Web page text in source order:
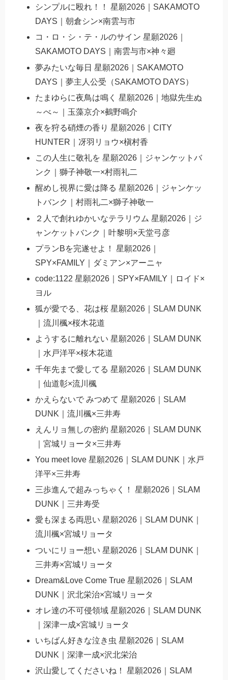
シンプルに殴れ！！ 星願2026｜SAKAMOTO
DAYS｜朝倉シン×南雲与市
コ・ロ・シ・テ・ルのサイン 星願2026｜
SAKAMOTO DAYS｜南雲与市×神々廻
夢みたいな毎日 星願2026｜SAKAMOTO
DAYS｜夢主人公受（SAKAMOTO DAYS）
たまゆらに夜鳥は鳴く 星願2026｜地獄先生ぬ
～べ～｜玉藻京介×鵺野鳴介
夜を狩る硝煙の香り 星願2026｜CITY
HUNTER｜冴羽リョウ×槇村香
この人生に敬礼を 星願2026｜ジャンケットバ
ンク｜獅子神敬一×村雨礼二
醒めし視界に愛は降る 星願2026｜ジャンケッ
トバンク｜村雨礼二×獅子神敬一
２人で創れゆかいなテラリウム 星願2026｜ジ
ャンケットバンク｜叶黎明×天堂弓彦
プランBを完遂せよ！ 星願2026｜
SPY×FAMILY｜ダミアン×アーニャ
code:1122 星願2026｜SPY×FAMILY｜ロイド×
ヨル
狐が愛でる、花は桜 星願2026｜SLAM DUNK
｜流川楓×桜木花道
ようするに離れない 星願2026｜SLAM DUNK
｜水戸洋平×桜木花道
千年先まで愛してる 星願2026｜SLAM DUNK
｜仙道彰×流川楓
かえらないで みつめて 星願2026｜SLAM
DUNK｜流川楓×三井寿
えんリョ無しの密約 星願2026｜SLAM DUNK
｜宮城リョータ×三井寿
You meet love 星願2026｜SLAM DUNK｜水戸
洋平×三井寿
三歩進んで超みっちゃく！ 星願2026｜SLAM
DUNK｜三井寿受
愛も深まる両思い 星願2026｜SLAM DUNK｜
流川楓×宮城リョータ
ついにリョー想い 星願2026｜SLAM DUNK｜
三井寿×宮城リョータ
Dream&Love Come True 星願2026｜SLAM
DUNK｜沢北栄治×宮城リョータ
オレ達の不可侵領域 星願2026｜SLAM DUNK
｜深津一成×宮城リョータ
いちばん好きな泣き虫 星願2026｜SLAM
DUNK｜深津一成×沢北栄治
沢山愛してくださいね！ 星願2026｜SLAM